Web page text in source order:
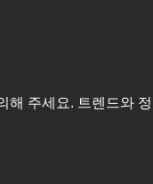
주세요. 트렌드와